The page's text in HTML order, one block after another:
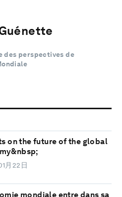
des perspectives de
on the future of the global
月22日
mondiale entre dans sa